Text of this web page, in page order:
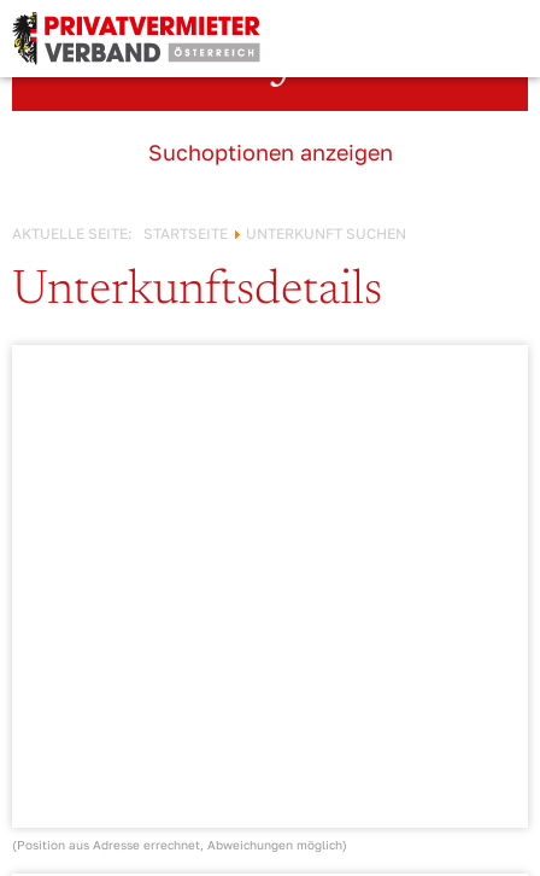
Unterkunft suchen
Suchoptionen anzeigen
AKTUELLE SEITE: STARTSEITE UNTERKUNFT SUCHEN
Unterkunftsdetails
(Position aus Adresse errechnet, Abweichungen möglich)